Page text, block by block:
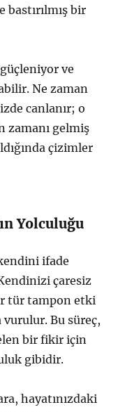
bastırılmış bir
ve
Ne zaman
canlanır; o
zamanı gelmiş
çizimler
Yolculuğu
ifade
çaresiz
tür tampon etki
vurulur. Bu süreç,
bir fikir için
gibidir.
hayatınızdaki